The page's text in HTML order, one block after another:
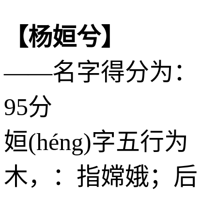
【杨姮兮】
——名字得分为：
95分
姮(héng)字五行为
木，：指嫦娥；后